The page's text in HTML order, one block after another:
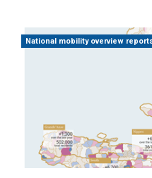
National mobility overview